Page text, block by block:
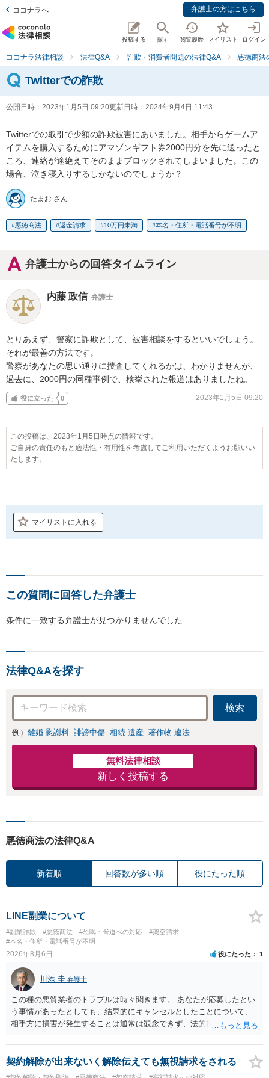
ココナラへ 弁護士の方はこちら
投稿する 探す 閲覧履歴 マイリスト ログイン
ココナラ法律相談 法律Q&A 詐欺・消費者問題の法律Q&A 悪徳商法
Twitterでの詐欺
公開日時： 2023年1月5日 09:20更新日時： 2024年9月4日 11:43
Twitterでの取引で少額の詐欺被害にあいました。相手からゲームア
イテムを購入するためにアマゾンギフト券2000円分を先に送ったと
ころ、連絡が途絶えてそのままブロックされてしまいました。この
場合、泣き寝入りするしかないのでしょうか？
たまお さん
悪徳商法 返金請求 10万円未満 本名・住所・電話番号が不明
弁護士からの回答タイムライン
内藤 政信 弁護士
とりあえず、警察に詐欺として、被害相談をするといいでしょう。
それが最善の方法です。
警察があなたの思い通りに捜査してくれるかは、わかりませんが、
過去に、2000円の同種事例で、検挙された報道はありましたね。
役に立った 0 2023年1月5日 09:20
この投稿は、2023年1月5日時点の情報です。
ご自身の責任のもと適法性・有用性を考慮してご利用いただくようお願いい
たします。
マイリストに入れる
この質問に回答した弁護士
条件に一致する弁護士が見つかりませんでした
法律Q&Aを探す
検索
例） 離婚 慰謝料 誹謗中傷 相続 遺産 著作物 違法
無料法律相談
新しく投稿する
悪徳商法の法律Q&A
新着順 回答数が多い順 役にたった順
LINE副業について
#副業詐欺 #悪徳商法 #恐喝・脅迫への対応
#架空請求
#本名・住所・電話番号が不明
2026年8月6日 役にたった 1
川添 圭 弁護士
この種の悪質業者のトラブルは時々聞きます。 あなたが応募したとい
う事情があったとしても、結果的にキャンセルとしたことについて、
相手方に損害が発生することは通常は観念できず、法的措置を採って
ず、最寄りの消費生活センターへ相談し、連絡を無視してよいかどう
かのアドバイスを受けられることをお勧めします。しつこいようであ
れば、弁護士へ依頼して警告してもらうことも必要になるかもしれま
契約解除が出来ないく解除伝えても無視請求をされる